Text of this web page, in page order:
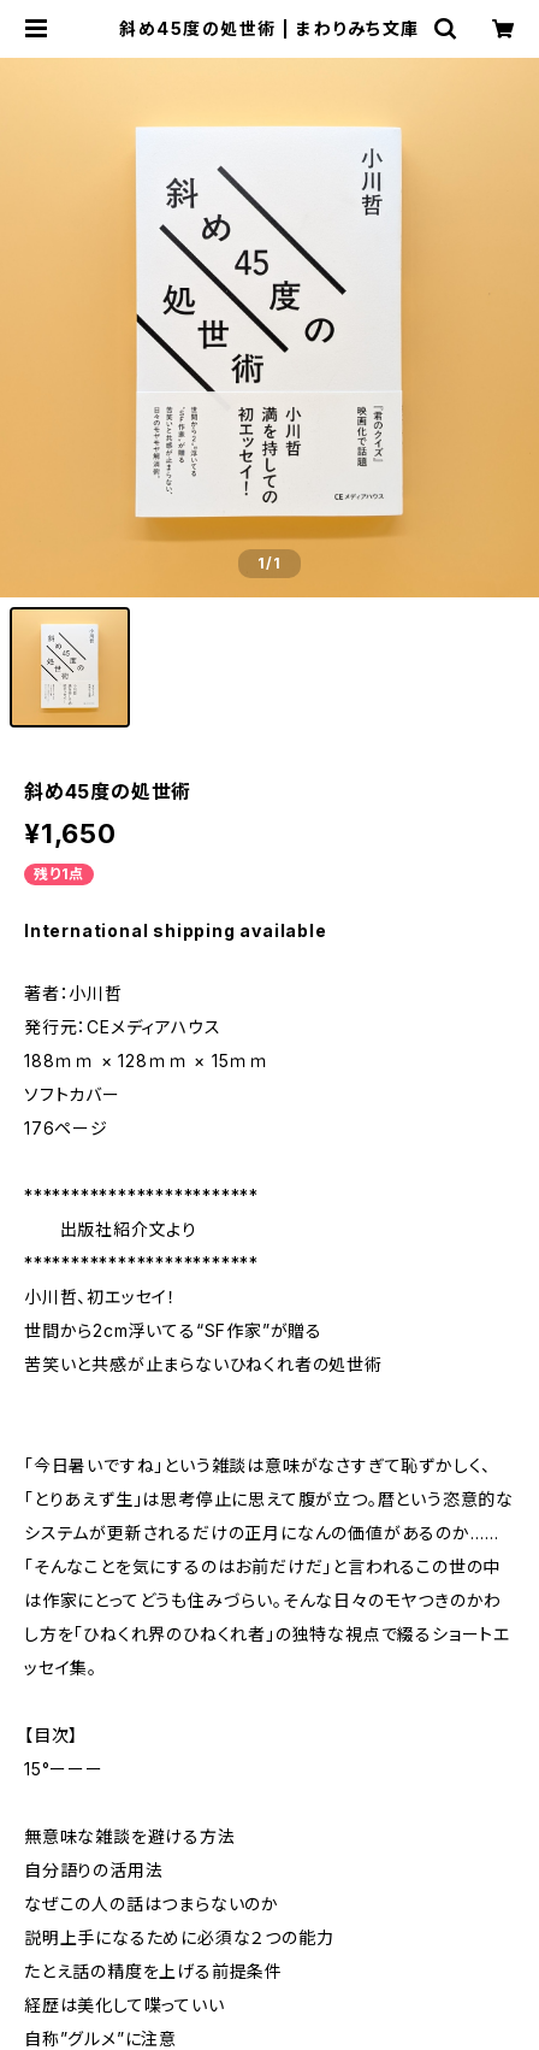
斜め45度の処世術 | まわりみち文庫
1/1
斜め45度の処世術
¥1,650
残り1点
International shipping available
著者：小川哲
発行元：CEメディアハウス
188ｍｍ × 128ｍｍ × 15ｍｍ
ソフトカバー
176ページ
*************************
出版社紹介文より
*************************
小川哲、初エッセイ！
世間から2cm浮いてる“SF作家”が贈る
苦笑いと共感が止まらないひねくれ者の処世術
「今日暑いですね」という雑談は意味がなさすぎて恥ずかしく、
「とりあえず生」は思考停止に思えて腹が立つ。暦という恣意的な
システムが更新されるだけの正月になんの価値があるのか……
「そんなことを気にするのはお前だけだ」と言われるこの世の中
は作家にとってどうも住みづらい。そんな日々のモヤつきのかわ
し方を「ひねくれ界のひねくれ者」の独特な視点で綴るショートエ
ッセイ集。
【目次】
15°ーーー
無意味な雑談を避ける方法
自分語りの活用法
なぜこの人の話はつまらないのか
説明上手になるために必須な２つの能力
たとえ話の精度を上げる前提条件
経歴は美化して喋っていい
自称”グルメ”に注意